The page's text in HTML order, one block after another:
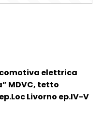
elettrica
MDVC, tetto
Livorno ep.IV-V